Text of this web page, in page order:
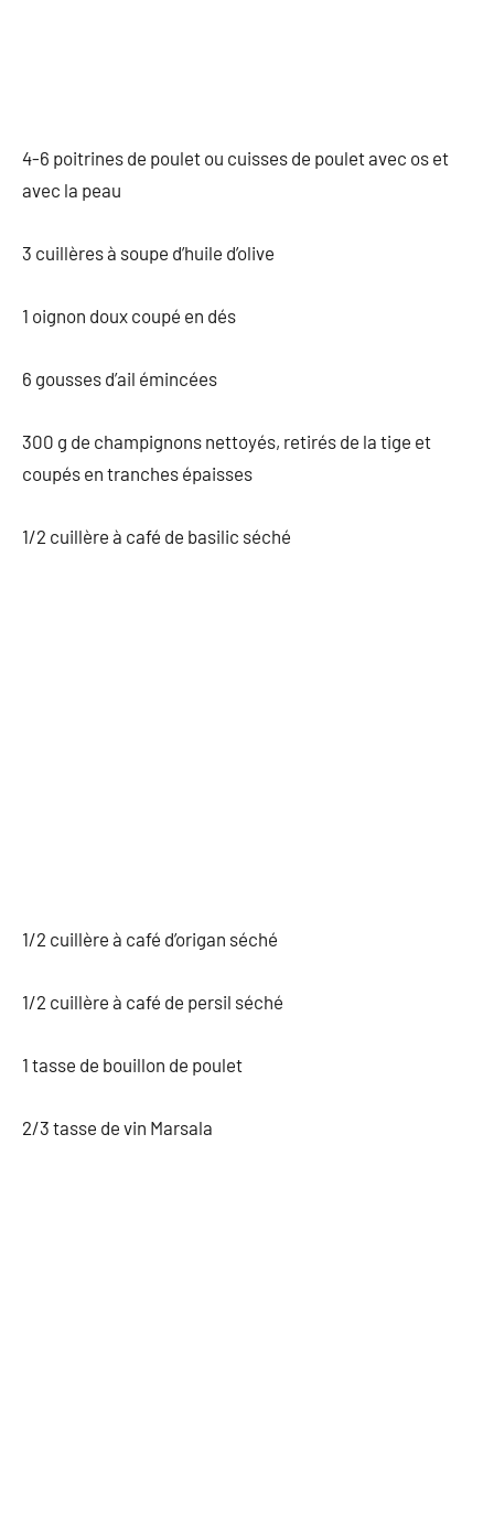
4-6 poitrines de poulet ou cuisses de poulet avec os et
avec la peau
3 cuillères à soupe d’huile d’olive
1 oignon doux coupé en dés
6 gousses d’ail émincées
300 g de champignons nettoyés, retirés de la tige et
coupés en tranches épaisses
1/2 cuillère à café de basilic séché
1/2 cuillère à café d’origan séché
1/2 cuillère à café de persil séché
1 tasse de bouillon de poulet
2/3 tasse de vin Marsala